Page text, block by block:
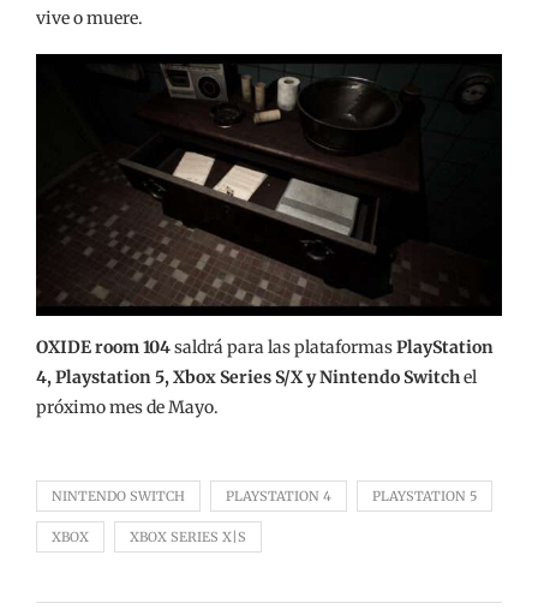
vive o muere.
OXIDE room 104saldrá para las plataformasPlayStation
4, Playstation 5, Xbox Series S/X y Nintendo Switchel
próximo mes de Mayo.
NINTENDO SWITCH PLAYSTATION 4 PLAYSTATION 5
XBOX XBOX SERIES X|S